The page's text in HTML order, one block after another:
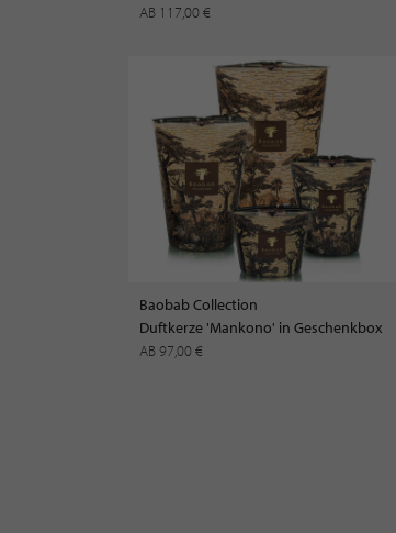
AB 117,00 €
Baobab Collection
Duftkerze 'Mankono' in Geschenkbox
AB 97,00 €